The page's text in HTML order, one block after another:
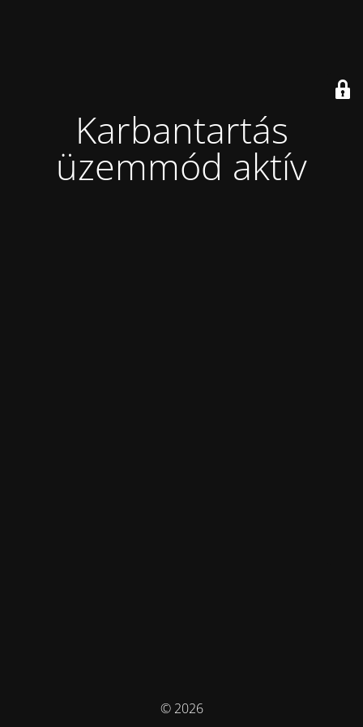
Karbantartás
üzemmód aktív
© 2026